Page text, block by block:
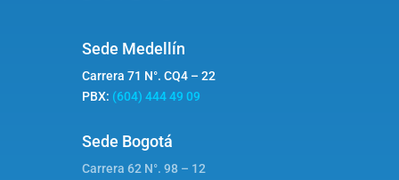
Sede Medellín
Carrera 71 N°. CQ4 – 22
PBX: (604) 444 49 09
Sede Bogotá
Carrera 62 N°. 98 – 12